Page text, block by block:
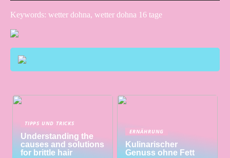
Keywords: wetter dohna, wetter dohna 16 tage
TIPPS UND TRICKS
Understanding the
causes and solutions
for brittle hair
ERNÄHRUNG
Kulinarischer
Genuss ohne Fett